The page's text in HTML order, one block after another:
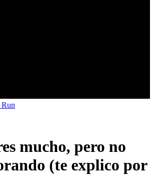
Run
mucho, pero no
(te explico por